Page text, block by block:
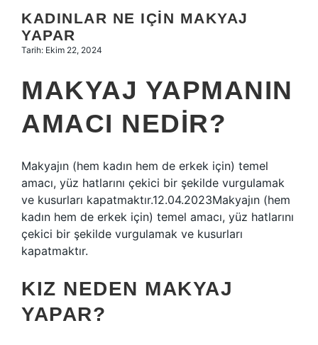
Hakkımızda
KADINLAR NE IÇIN MAKYAJ
YAPAR
Tarih: Ekim 22, 2024
MAKYAJ YAPMANIN
AMACI NEDIR?
Makyajın (hem kadın hem de erkek için) temel
amacı, yüz hatlarını çekici bir şekilde vurgulamak
ve kusurları kapatmaktır.12.04.2023Makyajın (hem
kadın hem de erkek için) temel amacı, yüz hatlarını
çekici bir şekilde vurgulamak ve kusurları
kapatmaktır.
KIZ NEDEN MAKYAJ
YAPAR?